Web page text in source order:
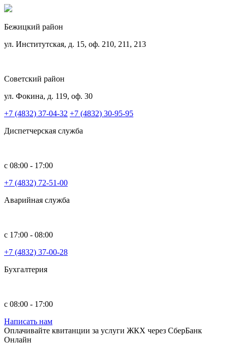
Бежицкий район
ул. Институтская, д. 15, оф. 210, 211, 213
Советский район
ул. Фокина, д. 119, оф. 30
+7 (4832) 37-04-32 +7 (4832) 30-95-95
Диспетчерская служба
с 08:00 - 17:00
+7 (4832) 72-51-00
Аварийная служба
с 17:00 - 08:00
+7 (4832) 37-00-28
Бухгалтерия
с 08:00 - 17:00
Написать нам
Оплачивайте квитанции за услуги ЖКХ через СберБанк
Онлайн